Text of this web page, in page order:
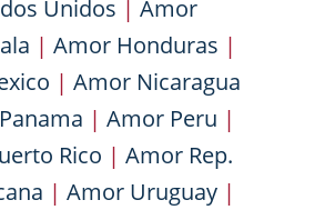
Unidos | Amor
| Amor Honduras |
| Amor Nicaragua
| Amor Peru |
Rico | Amor Rep.
| Amor Uruguay|